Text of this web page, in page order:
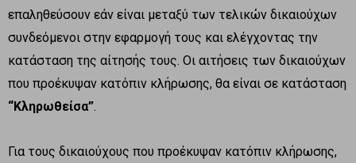
επαληθεύσουν εάν είναι μεταξύ των τελικών δικαιούχων
συνδεόμενοι στην εφαρμογή τους και ελέγχοντας την
κατάσταση της αίτησής τους. Οι αιτήσεις των δικαιούχων
που προέκυψαν κατόπιν κλήρωσης, θα είναι σε κατάσταση
“Κληρωθείσα”.
Για τους δικαιούχους που προέκυψαν κατόπιν κλήρωσης,